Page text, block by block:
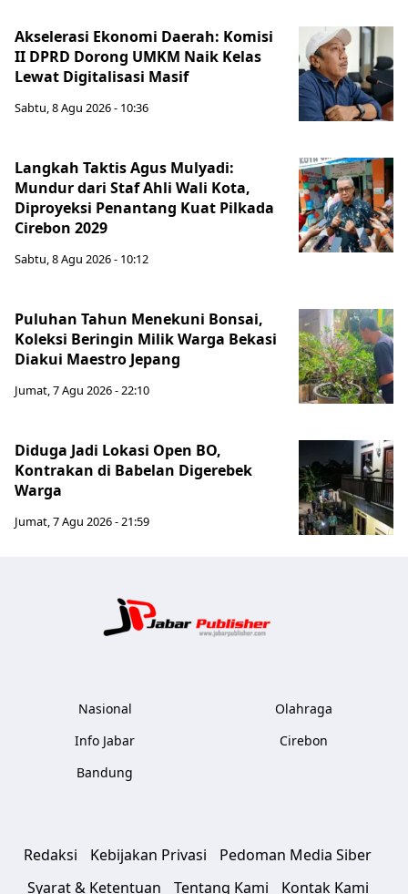
Akselerasi Ekonomi Daerah: Komisi
II DPRD Dorong UMKM Naik Kelas
Lewat Digitalisasi Masif
Sabtu, 8 Agu 2026 - 10:36
Langkah Taktis Agus Mulyadi:
Mundur dari Staf Ahli Wali Kota,
Diproyeksi Penantang Kuat Pilkada
Cirebon 2029
Sabtu, 8 Agu 2026 - 10:12
Puluhan Tahun Menekuni Bonsai,
Koleksi Beringin Milik Warga Bekasi
Diakui Maestro Jepang
Jumat, 7 Agu 2026 - 22:10
Diduga Jadi Lokasi Open BO,
Kontrakan di Babelan Digerebek
Warga
Jumat, 7 Agu 2026 - 21:59
Nasional
Info Jabar
Bandung
Olahraga
Cirebon
Redaksi Kebijakan Privasi
Pedoman Media Siber
Syarat & Ketentuan
Tentang Kami Kontak Kami